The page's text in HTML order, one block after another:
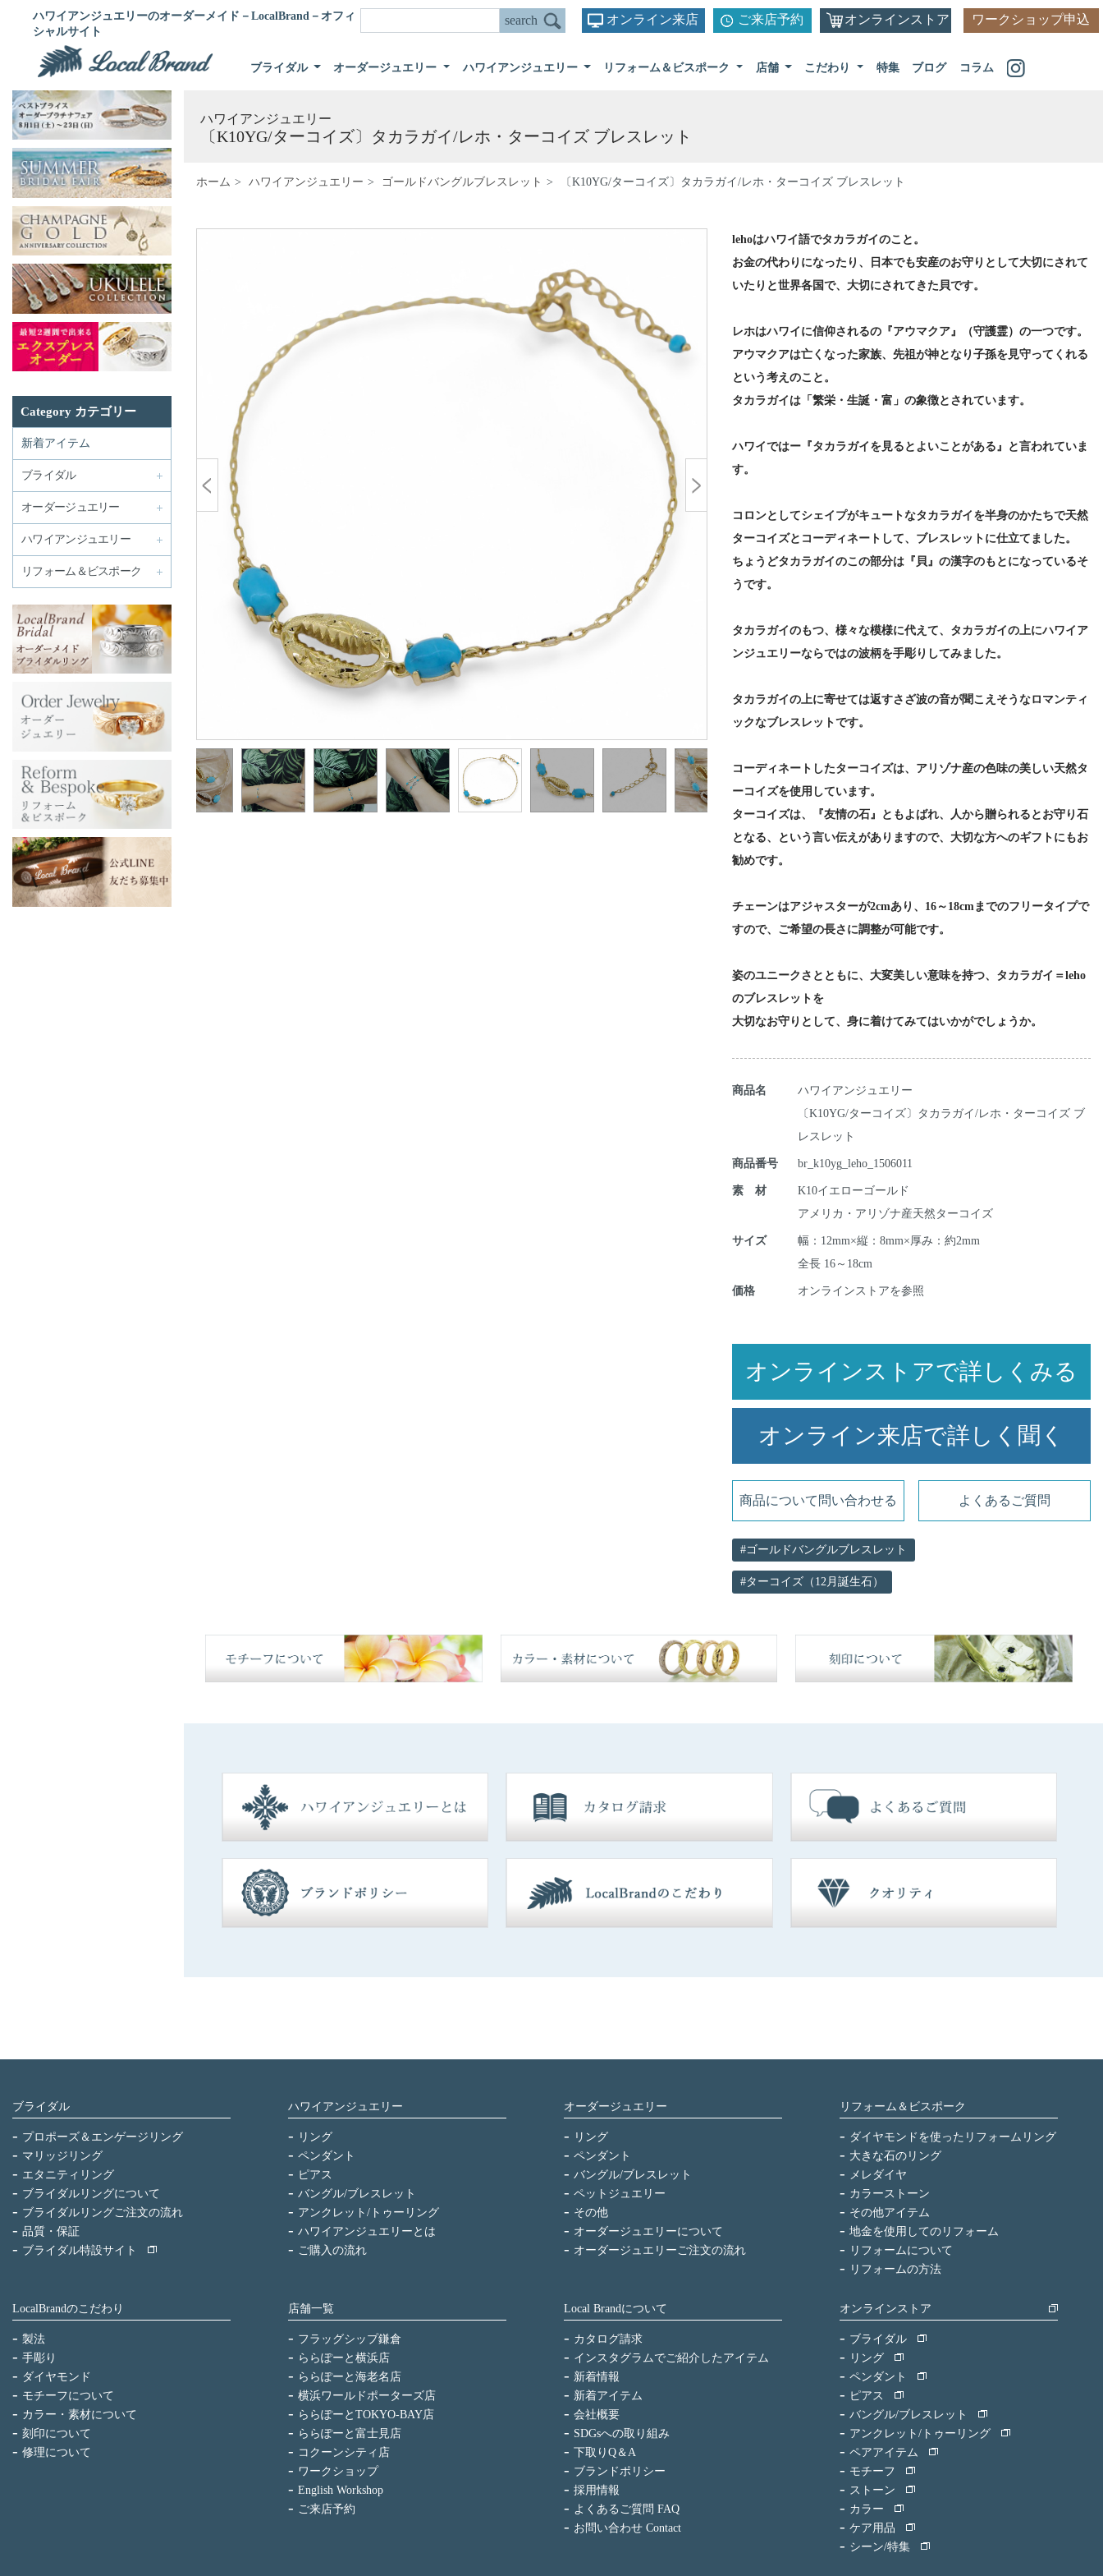
ハワイアンジュエリーのオーダーメイド－LocalBrand－オフィ
シャルサイト
オンライン来店 ご来店予約 オンラインストア ワークショップ申込
ブライダル オーダージュエリー ハワイアンジュエリー リフォーム＆ビスポーク 店舗 こだわり 特集 ブログ コラム
Category カテゴリー
新着アイテム
ブライダル
オーダージュエリー
ハワイアンジュエリー
リフォーム＆ビスポーク
ハワイアンジュエリー
〔K10YG/ターコイズ〕タカラガイ/レホ・ターコイズ ブレスレット
ホーム ハワイアンジュエリー ゴールドバングルブレスレット 〔K10YG/ターコイズ〕タカラガイ/レホ・ターコイズ ブレスレット
lehoはハワイ語でタカラガイのこと。
お金の代わりになったり、日本でも安産のお守りとして大切にされて
いたりと世界各国で、大切にされてきた貝です。
レホはハワイに信仰されるの『アウマクア』（守護霊）の一つです。
アウマクアは亡くなった家族、先祖が神となり子孫を見守ってくれる
という考えのこと。
タカラガイは「繁栄・生誕・富」の象徴とされています。
ハワイではー『タカラガイを見るとよいことがある』と言われていま
す。
コロンとしてシェイプがキュートなタカラガイを半身のかたちで天然
ターコイズとコーディネートして、ブレスレットに仕立てました。
ちょうどタカラガイのこの部分は『貝』の漢字のもとになっているそ
うです。
タカラガイのもつ、様々な模様に代えて、タカラガイの上にハワイア
ンジュエリーならではの波柄を手彫りしてみました。
タカラガイの上に寄せては返すさざ波の音が聞こえそうなロマンティ
ックなブレスレットです。
コーディネートしたターコイズは、アリゾナ産の色味の美しい天然タ
ーコイズを使用しています。
ターコイズは、『友情の石』ともよばれ、人から贈られるとお守り石
となる、という言い伝えがありますので、大切な方へのギフトにもお
勧めです。
チェーンはアジャスターが2cmあり、16～18cmまでのフリータイプで
すので、ご希望の長さに調整が可能です。
姿のユニークさとともに、大変美しい意味を持つ、タカラガイ＝leho
のブレスレットを
大切なお守りとして、身に着けてみてはいかがでしょうか。
商品名
ハワイアンジュエリー
〔K10YG/ターコイズ〕タカラガイ/レホ・ターコイズ ブ
レスレット
商品番号 br_k10yg_leho_1506011
素 材
K10イエローゴールド
アメリカ・アリゾナ産天然ターコイズ
サイズ
幅：12mm×縦：8mm×厚み：約2mm
全長 16～18cm
価格 オンラインストアを参照
オンラインストアで詳しくみる
オンライン来店で詳しく聞く
商品について問い合わせる よくあるご質問
ゴールドバングルブレスレット
ターコイズ（12月誕生石）
ブライダル
プロポーズ＆エンゲージリング
マリッジリング
エタニティリング
ブライダルリングについて
ブライダルリングご注文の流れ
品質・保証
ブライダル特設サイト
ハワイアンジュエリー
リング
ペンダント
ピアス
バングル/ブレスレット
アンクレット/トゥーリング
ハワイアンジュエリーとは
ご購入の流れ
オーダージュエリー
リング
ペンダント
バングル/ブレスレット
ペットジュエリー
その他
オーダージュエリーについて
オーダージュエリーご注文の流れ
リフォーム＆ビスポーク
ダイヤモンドを使ったリフォームリング
大きな石のリング
メレダイヤ
カラーストーン
その他アイテム
地金を使用してのリフォーム
リフォームについて
リフォームの方法
LocalBrandのこだわり
製法
手彫り
ダイヤモンド
モチーフについて
カラー・素材について
刻印について
修理について
店舗一覧
フラッグシップ鎌倉
ららぽーと横浜店
ららぽーと海老名店
横浜ワールドポーターズ店
ららぽーとTOKYO-BAY店
ららぽーと富士見店
コクーンシティ店
ワークショップ
English Workshop
ご来店予約
Local Brandについて
カタログ請求
インスタグラムでご紹介したアイテム
新着情報
新着アイテム
会社概要
SDGsへの取り組み
下取りQ＆A
ブランドポリシー
採用情報
よくあるご質問 FAQ
お問い合わせ Contact
オンラインストア
ブライダル
リング
ペンダント
ピアス
バングル/ブレスレット
アンクレット/トゥーリング
ペアアイテム
モチーフ
ストーン
カラー
ケア用品
シーン/特集